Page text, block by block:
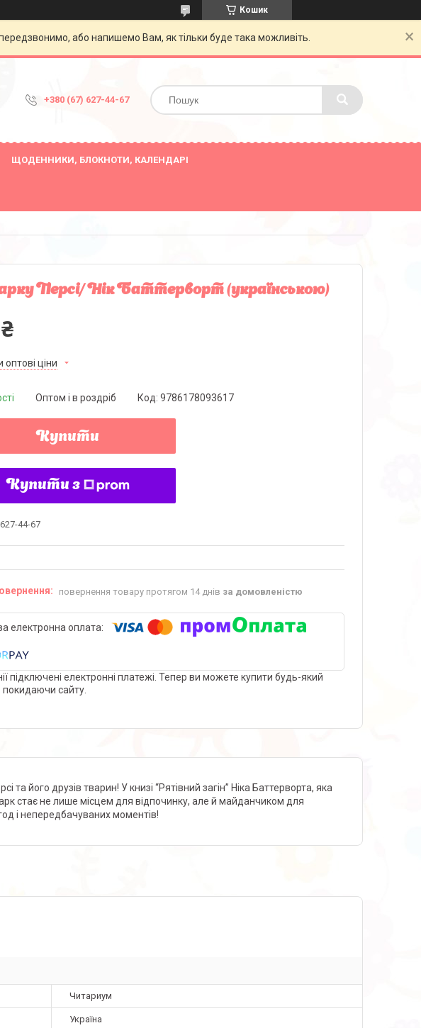
Кошик
або напишемо Вам, як тільки буде така можливіть.
+380 (67) 627-44-67
ЩОДЕННИКИ, БЛОКНОТИ, КАЛЕНДАРІ
Персі/ Нік Баттерворт (українською)
оптові ціни
Оптом і в роздріб Код: 9786178093617
Купити
Купити з
44-67
повернення товару протягом 14 днів за домовленістю
підключені електронні платежі. Тепер ви можете купити будь-який
покидаючи сайту.
та його друзів тварин! У книзі “Рятівний загін” Ніка Баттерворта, яка
парк стає не лише місцем для відпочинку, але й майданчиком для
і непередбачуваних моментів!
Читариум
Україна